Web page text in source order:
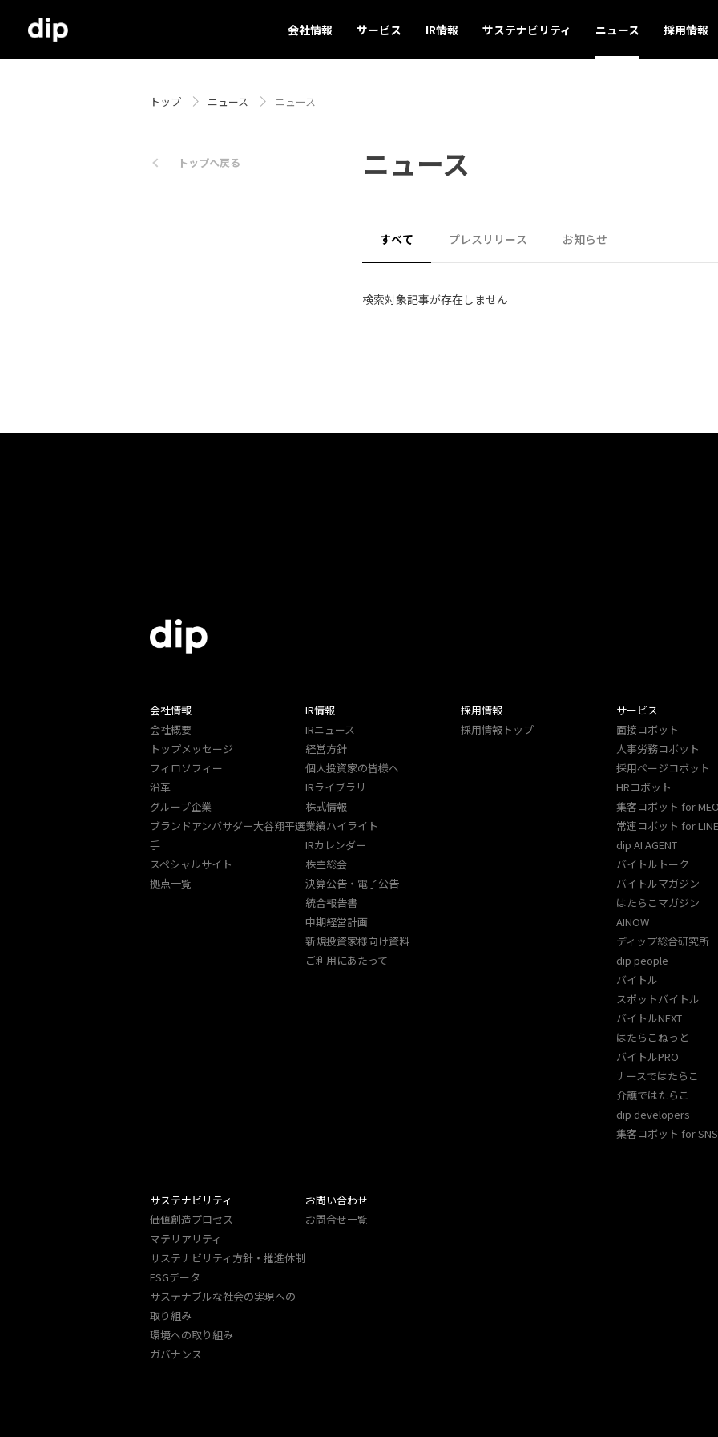
会社情報 サービス IR情報 サステナビリティ ニュース 採用情報
トップ ニュース ニュース
トップへ戻る ニュース
すべて プレスリリース お知らせ
検索対象記事が存在しません
会社情報
会社概要
トップメッセージ
フィロソフィー
沿革
グループ企業
ブランドアンバサダー大谷翔平選
手
スペシャルサイト
拠点一覧
IR情報
IRニュース
経営方針
個人投資家の皆様へ
IRライブラリ
株式情報
業績ハイライト
IRカレンダー
株主総会
決算公告・電子公告
統合報告書
中期経営計画
新規投資家様向け資料
ご利用にあたって
採用情報
採用情報トップ
サービス
面接コボット
人事労務コボット​
採用ページコボット​
HRコボット
集客コボット for
常連コボット for LINE​
dip AI AGENT
バイトルトーク
バイトルマガジン
はたらこマガジン
AINOW
ディップ総合研究所
dip people
バイトル
スポットバイトル
バイトルNEXT
はたらこねっと
バイトルPRO
ナースではたらこ
介護ではたらこ
dip developers
集客コボット for
サステナビリティ
価値創造プロセス
マテリアリティ
サステナビリティ方針・推進体制
ESGデータ
サステナブルな社会の実現への
取り組み
環境への取り組み
ガバナンス
お問い合わせ
お問合せ一覧